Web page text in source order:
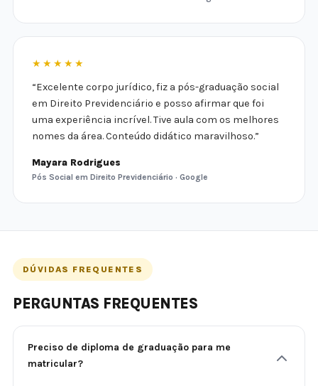
★★★★★
“Excelente corpo jurídico, fiz a pós-graduação social
em Direito Previdenciário e posso afirmar que foi
uma experiência incrível. Tive aula com os melhores
nomes da área. Conteúdo didático maravilhoso.”
Mayara Rodrigues
Pós Social em Direito Previdenciário · Google
DÚVIDAS FREQUENTES
PERGUNTAS FREQUENTES
Preciso de diploma de graduação para me
matricular?